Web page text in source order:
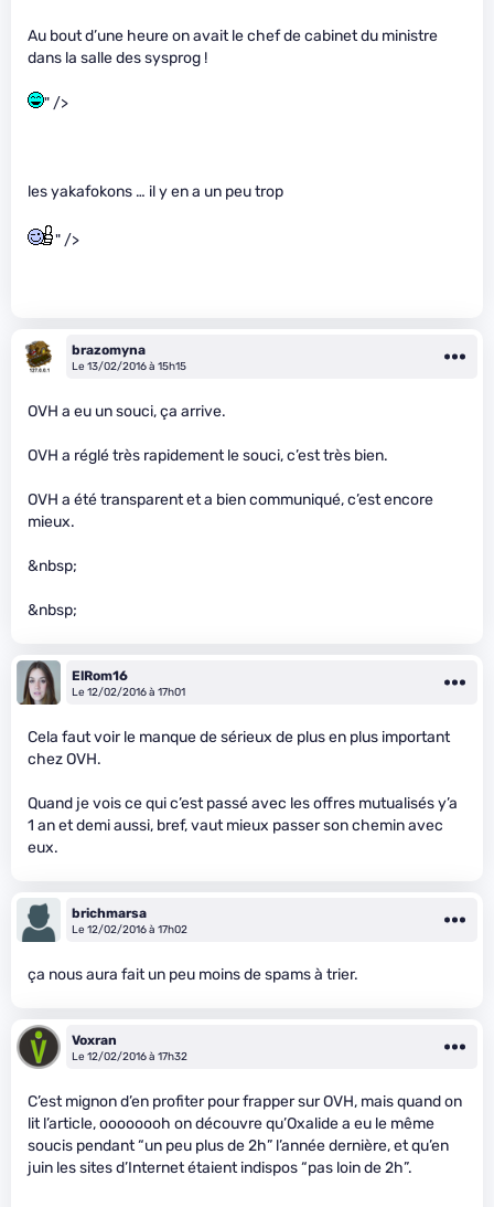
Au bout d’une heure on avait le chef de cabinet du ministre
dans la salle des sysprog !
" />
les yakafokons … il y en a un peu trop
" />
brazomyna
Le 13/02/2016 à 15h15
OVH a eu un souci, ça arrive.
OVH a réglé très rapidement le souci, c’est très bien.
OVH a été transparent et a bien communiqué, c’est encore
mieux.
&nbsp;
&nbsp;
ElRom16
Le 12/02/2016 à 17h01
Cela faut voir le manque de sérieux de plus en plus important
chez OVH.
Quand je vois ce qui c’est passé avec les offres mutualisés y’a
1 an et demi aussi, bref, vaut mieux passer son chemin avec
eux.
brichmarsa
Le 12/02/2016 à 17h02
ça nous aura fait un peu moins de spams à trier.
Voxran
Le 12/02/2016 à 17h32
C’est mignon d’en profiter pour frapper sur OVH, mais quand on
lit l’article, oooooooh on découvre qu’Oxalide a eu le même
soucis pendant “un peu plus de 2h” l’année dernière, et qu’en
juin les sites d’Internet étaient indispos “pas loin de 2h”.